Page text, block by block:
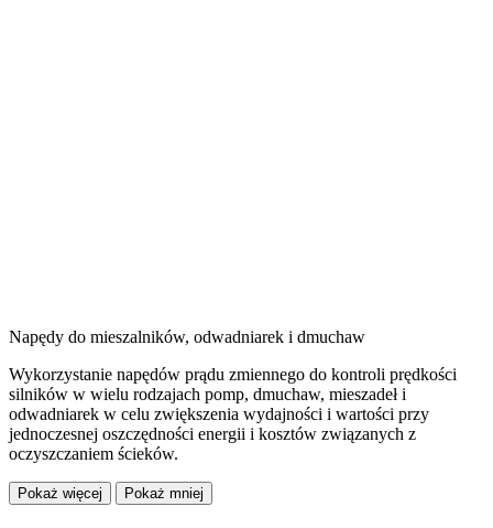
Napędy do mieszalników, odwadniarek i dmuchaw
Wykorzystanie napędów prądu zmiennego do kontroli prędkości
silników w wielu rodzajach pomp, dmuchaw, mieszadeł i
odwadniarek w celu zwiększenia wydajności i wartości przy
jednoczesnej oszczędności energii i kosztów związanych z
oczyszczaniem ścieków.
Pokaż więcej Pokaż mniej